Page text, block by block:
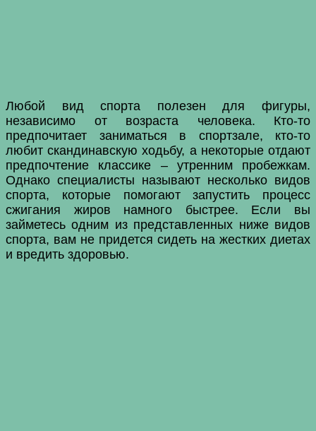
Любой вид спорта полезен для фигуры,
независимо от возраста человека. Кто-то
предпочитает заниматься в спортзале, кто-то
любит скандинавскую ходьбу, а некоторые отдают
предпочтение классике – утренним пробежкам.
Однако специалисты называют несколько видов
спорта, которые помогают запустить процесс
сжигания жиров намного быстрее. Если вы
займетесь одним из представленных ниже видов
спорта, вам не придется сидеть на жестких диетах
и вредить здоровью.